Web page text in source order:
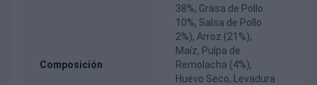
Composición
38%, Grasa de Pollo
10%, Salsa de Pollo
2%), Arroz (21%),
Maíz, Pulpa de
Remolacha (4%),
Huevo Seco, Levadura